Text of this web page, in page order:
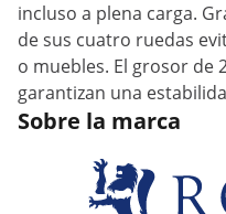
incluso a plena carga.
de sus cuatro ruedas
o muebles. El grosor de
garantizan una
Sobre la marca